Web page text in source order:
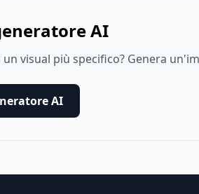
AI
visual più specifico? Genera
AI